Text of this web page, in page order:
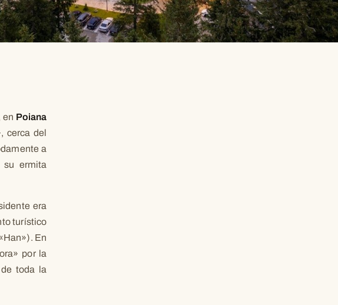
en Poiana
cerca del
a
ermita
era
turístico
En
por la
toda la